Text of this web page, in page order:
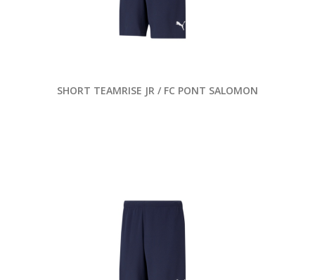
SHORT TEAMRISE JR / FC PONT SALOMON